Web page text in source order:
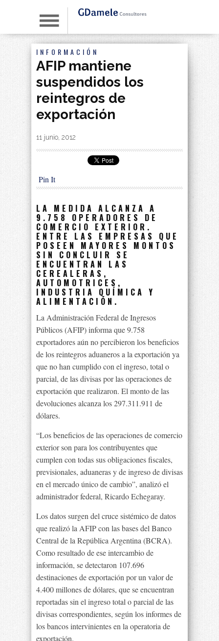
INFORMACIÓN
AFIP mantiene
suspendidos los
reintegros de
exportación
By |
11 junio, 2012
Pin It
LA MEDIDA ALCANZA A
9.758 OPERADORES DE
COMERCIO EXTERIOR.
ENTRE LAS EMPRESAS QUE
POSEEN MAYORES MONTOS
SIN CONCLUIR SE
ENCUENTRAN LAS
CEREALERAS,
AUTOMOTRICES,
INDUSTRIA QUÍMICA Y
ALIMENTACIÓN.
La Administración Federal de Ingresos
Públicos (AFIP) informa que 9.758
exportadores aún no percibieron los beneficios
de los reintegros aduaneros a la exportación ya
que no han cumplido con el ingreso, total o
parcial, de las divisas por las operaciones de
exportación que realizaron. El monto de las
devoluciones alcanza los 297.311.911 de
dólares.
“Los beneficios de las operaciones de comercio
exterior son para los contribuyentes que
cumplen con todas sus obligaciones fiscales,
previsionales, aduaneras y de ingreso de divisas
en el mercado único de cambio”, analizó el
administrador federal, Ricardo Echegaray.
Los datos surgen del cruce sistémico de datos
que realizó la AFIP con las bases del Banco
Central de la República Argentina (BCRA).
Como resultado de ese intercambio de
información, se detectaron 107.696
destinaciones de exportación por un valor de
4.400 millones de dólares, que se encuentran
reportadas sin el ingreso total o parcial de las
divisas correspondientes, según los informes de
los bancos intervinientes en la operatoria de
exportación.